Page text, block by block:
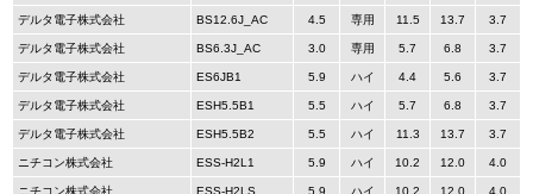
デルタ電子株式会社 BS12.6J_AC 4.5 専用 11.5 13.7 3.7
デルタ電子株式会社 BS6.3J_AC 3.0 専用 5.7 6.8 3.7
デルタ電子株式会社 ES6JB1 5.9 ハイ 4.4 5.6 3.7
デルタ電子株式会社 ESH5.5B1 5.5 ハイ 5.7 6.8 3.7
デルタ電子株式会社 ESH5.5B2 5.5 ハイ 11.3 13.7 3.7
ニチコン株式会社 ESS-H2L1 5.9 ハイ 10.2 12.0 4.0
ニチコン株式会社 ESS-H2LS 5.9 ハイ 10.2 12.0 4.0